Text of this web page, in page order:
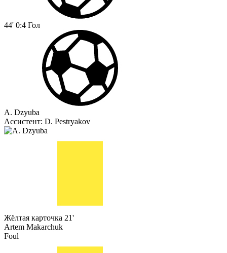
44' 0:4 Гол
A. Dzyuba
Ассистент: D. Pestryakov
Жёлтая карточка 21'
Artem Makarchuk
Foul